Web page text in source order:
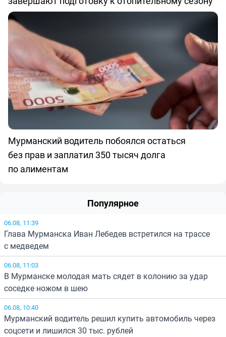
Мурманский водитель побоялся остаться
без прав и заплатил 350 тысяч долга
по алиментам
Популярное
06.08, 11:39
Глава Мурманска Иван Лебедев встретился на трассе
с медведем
06.08, 11:03
В Мурманске молодая мать сядет в колонию за удар
соседке ножом в шею
06.08, 10:40
Мурманский водитель решил купить автомобиль через
соцсети и лишился 30 тыс. рублей